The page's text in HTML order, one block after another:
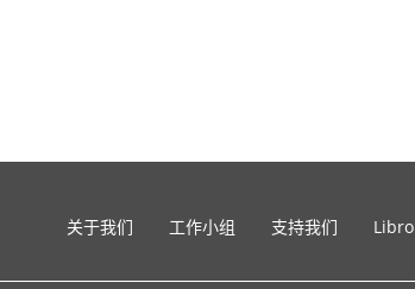
关于我们 工作小组 支持我们 Libro